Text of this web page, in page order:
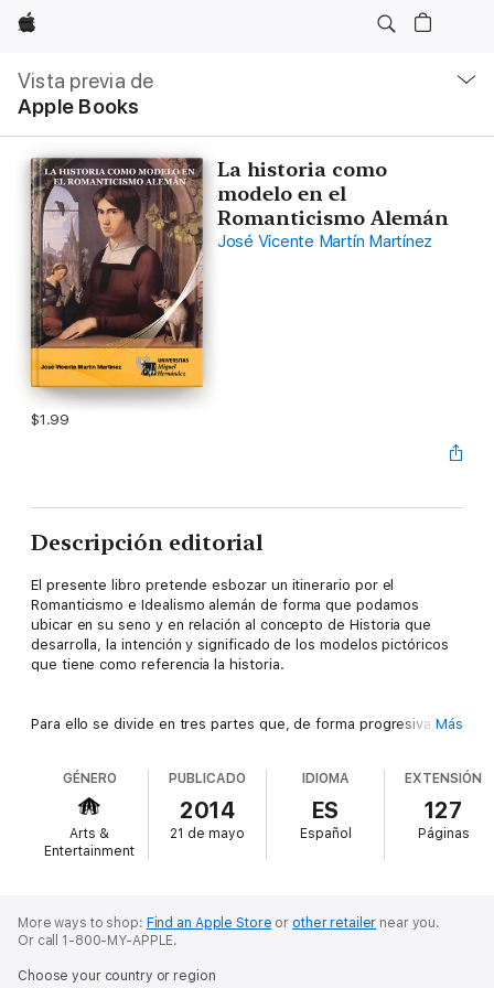
Apple
Vista previa de
Apple Books
local
Abrir
menú
La historia como
modelo en el
Romanticismo Alemán
José Vicente Martín Martínez
$1.99
Descripción editorial
El presente libro pretende esbozar un itinerario por el
Romanticismo e Idealismo alemán de forma que podamos
ubicar en su seno y en relación al concepto de Historia que
desarrolla, la intención y significado de los modelos pictóricos
que tiene como referencia la historia.
Para ello se divide en tres partes que, de forma progresiva, van
estos bloques está dedicado a realizar una aproximación al
concepto de Romanticismo, a definir sus relaciones con la
Ilustración, y a contemplar los rasgos propios que lo romántico
adquiere en el ámbito de Alemania, delimitando la especificidad
del caso alemán, sus fuentes teóricas y la lectura que se
del segundo capítulo del trabajo.
En él se observará como se construye dicho concepto a partir
Más
GÉNERO
Arts &
Entertainment
PUBLICADO
2014
21 de mayo
IDIOMA
ES
Español
EXTENSIÓN
127
Páginas
More ways to shop: Find an Apple Store or other retailer near you.
Or call 1-800-MY-APPLE.
Choose your country or region